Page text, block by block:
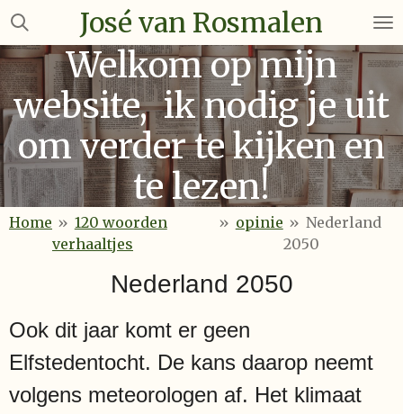
Ga
naar
de
hoofdinhoud
José van Rosmalen
Welkom op mijn
website, ik nodig je uit
om verder te kijken en
te lezen!
Home » 120 woorden
verhaaltjes
» opinie » Nederland
2050
Nederland 2050
Ook dit jaar komt er geen
Elfstedentocht. De kans daarop neemt
volgens meteorologen af. Het klimaat